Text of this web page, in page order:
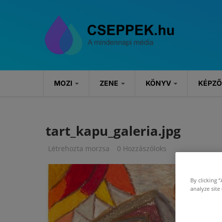
MOZI
Kritikák
ZENE
Koncertek
KÖNYV
Rendezvények
Szösszenetek
tart_kapu_galeria.jpg
Létrehozta morzsa 0 Hozzászóloks
By clicking
analyze